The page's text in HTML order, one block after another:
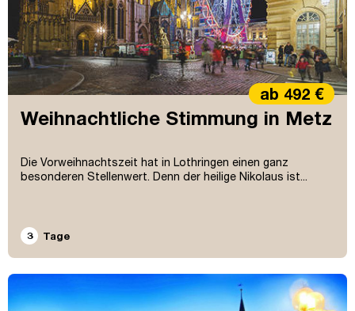
Weihnachtliche Stimmung in Metz
Die Vorweihnachtszeit hat in Lothringen einen ganz
besonderen Stellenwert. Denn der heilige Nikolaus ist...
ab 492 €
3 Tage